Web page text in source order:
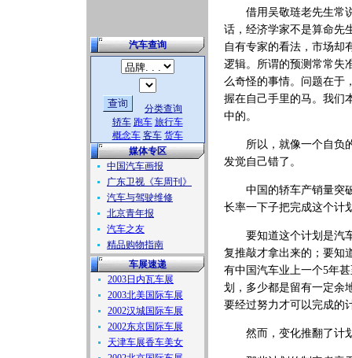
汽车查询
分类查询
轿车 跑车 旅行车
概念车 客车 货车
媒体专区
中国汽车画报
广东卫视《车周刊》
汽车与驾驶维修
北京青年报
汽车之友
精品购物指南
车展速递
2003日内瓦车展
2003北美国际车展
2002汉城国际车展
2002东京国际车展
天津车展香车美女
借用吴敬琏老先生常
话，经济学家不是算命先
自有专家的看法，市场却
逻辑。所谓的预测常常失
么奇怪的事情。问题在于
握在自己手里的马。我们
中的。
所以，就像一个自负的
发觉自己错了。
中国的轿车产销量突破
长率一下子把完成这个计
要知道这个计划是汽车
复推敲才拿出来的；要知
有中国汽车业上一个5年
划，多少都是留有一定余
要经过努力才可以完成的
然而，变化推翻了计